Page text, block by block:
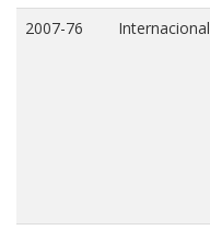
2007-76 Internacional